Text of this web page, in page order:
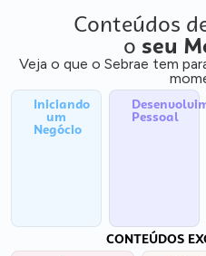
Conteúdos
o seu
Veja o que o Sebrae tem
Iniciando
um
Negócio
Pessoal
CONTEÚDOS